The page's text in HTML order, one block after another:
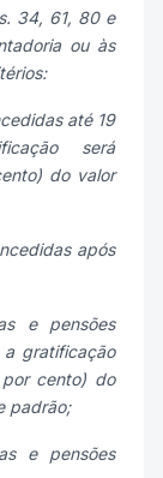
34, 61, 80 e
ou às
até 19
será
do valor
após
e pensões
gratificação
cento) do
padrão;
e pensões